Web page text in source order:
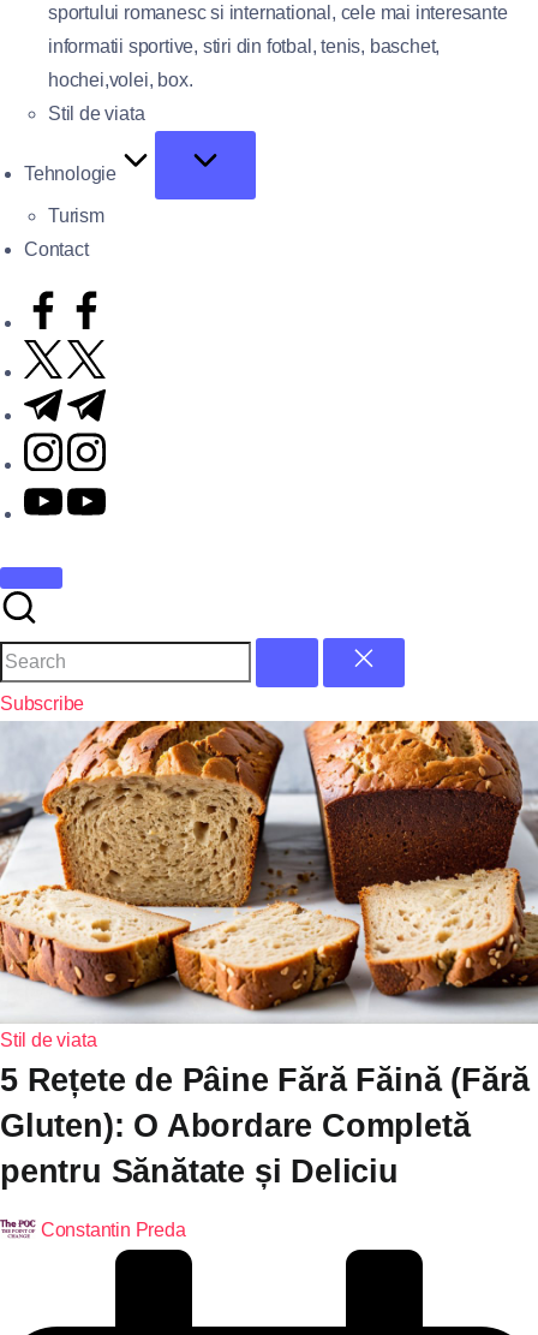
sportului romanesc si international, cele mai interesante
informatii sportive, stiri din fotbal, tenis, baschet,
hochei,volei, box.
Stil de viata
Tehnologie
Turism
Contact
Subscribe
Stil de viata
5 Rețete de Pâine Fără Făină (Fără
Gluten): O Abordare Completă
pentru Sănătate și Deliciu
Constantin Preda